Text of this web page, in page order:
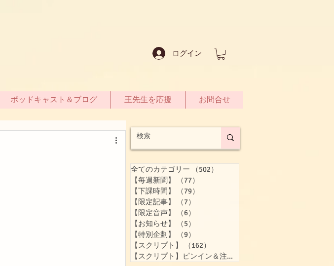
ログイン
ポッドキャスト＆ブログ 王先生を応援 お問合せ
全てのカテゴリー （502）
【每週新聞】
（77）
【下課時間】
（79）
【限定記事】
（7）
【限定音声】
（6）
【お知らせ】
（5）
【特別企劃】
（9）
【スクリプト】
（162）
【スクリプト】ピンイン＆注音付き